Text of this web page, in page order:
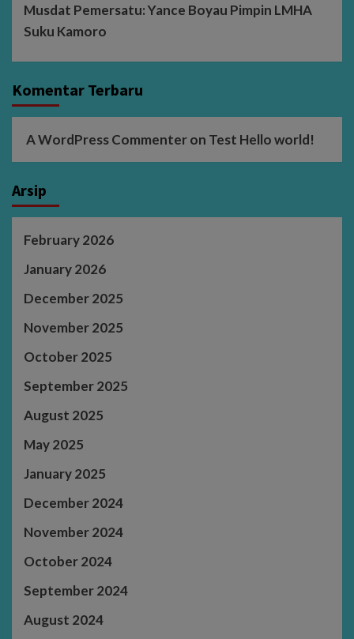
Musdat Pemersatu: Yance Boyau Pimpin LMHA
Suku Kamoro
Komentar Terbaru
A WordPress Commenteron Test Hello world!
Arsip
February 2026
January 2026
December 2025
November 2025
October 2025
September 2025
August 2025
May 2025
January 2025
December 2024
November 2024
October 2024
September 2024
August 2024